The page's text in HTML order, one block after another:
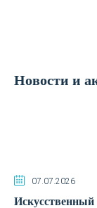
Новости и
07.07.2026
Искусственный